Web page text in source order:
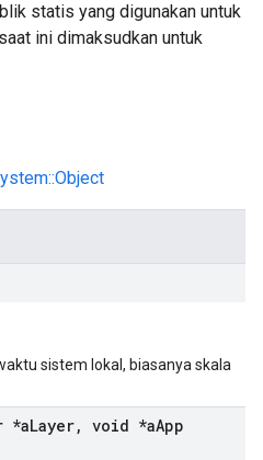
statis yang digunakan untuk
ini dimaksudkan untuk
sistem lokal, biasanya skala
*aLayer, void *aApp